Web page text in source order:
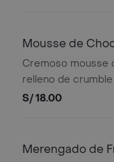
Mousse de
Cremoso mousse
relleno de
bañado con un
S/ 18.00
Merengado de